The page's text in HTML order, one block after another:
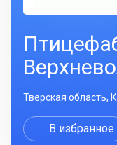
Тверская область,
В избранное